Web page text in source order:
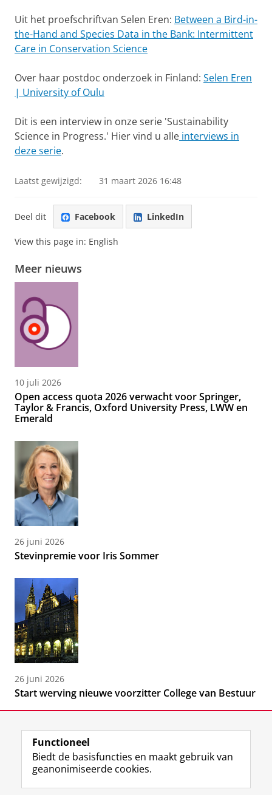
Uit het proefschriftvan Selen Eren: Between a Bird-in-
the-Hand and Species Data in the Bank: Intermittent
Care in Conservation Science
Over haar postdoc onderzoek in Finland: Selen Eren
| University of Oulu
Dit is een interview in onze serie 'Sustainability
Science in Progress.' Hier vind u alle interviews in
deze serie.
Laatst gewijzigd: 31 maart 2026 16:48
Deel dit Facebook LinkedIn
View this page in: English
Meer nieuws
10 juli 2026
Open access quota 2026 verwacht voor Springer,
Taylor & Francis, Oxford University Press, LWW en
Emerald
26 juni 2026
Stevinpremie voor Iris Sommer
26 juni 2026
Start werving nieuwe voorzitter College van Bestuur
Volg de RUG F L R I Y
Functioneel
Biedt de basisfuncties en maakt gebruik van
geanonimiseerde cookies.